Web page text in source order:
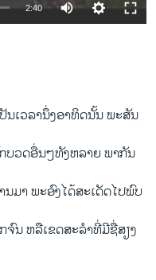
2:40
ນເວລານຶ່ງອາທິດນັ້ນ ພະສັນ
ບວດອື່ນໆທັງຫລາຍ ພາກັນ
ມາ ພະອົງໄດ້ສະເດັດໄປພົບ
ນ ຫລືເຂດສະລໍາທີ່ມີຊື່ສຽງ